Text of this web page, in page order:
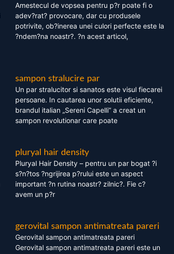
Amestecul de vopsea pentru p?r poate fi o
adev?rat? provocare, dar cu produsele
potrivite, ob?inerea unei culori perfecte este la
?ndem?na noastr?. ?n acest articol,
sampon stralucire par
Un par stralucitor si sanatos este visul fiecarei
persoane. In cautarea unor solutii eficiente,
brandul italian „Sereni Capelli” a creat un
sampon revolutionar care poate
pluryal hair density
Pluryal Hair Density – pentru un par bogat ?i
s?n?tos ?ngrijirea p?rului este un aspect
important ?n rutina noastr? zilnic?. Fie c?
avem un p?r
gerovital sampon antimatreata pareri
Gerovital sampon antimatreata pareri
Gerovital sampon antimatreata pareri este un